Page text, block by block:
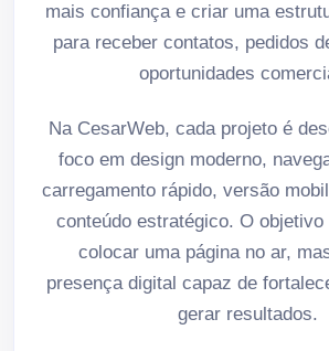
mais confiança e criar uma
para receber contatos, pedidos
oportunidades
Na CesarWeb, cada projeto é
foco em design moderno,
carregamento rápido, versão
conteúdo estratégico. O objetivo
colocar uma página no ar,
presença digital capaz de
gerar resultados.